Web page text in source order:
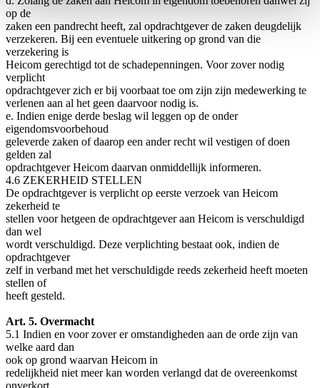
op de
zaken een pandrecht heeft, zal opdrachtgever de zaken deugdelijk
verzekeren. Bij een eventuele uitkering op grond van die
verzekering is
Heicom gerechtigd tot de schadepenningen. Voor zover nodig
verplicht
opdrachtgever zich er bij voorbaat toe om zijn zijn medewerking te
verlenen aan al het geen daarvoor nodig is.
e. Indien enige derde beslag wil leggen op de onder
eigendomsvoorbehoud
geleverde zaken of daarop een ander recht wil vestigen of doen
gelden zal
opdrachtgever Heicom daarvan onmiddellijk informeren.
4.6 ZEKERHEID STELLEN
De opdrachtgever is verplicht op eerste verzoek van Heicom
zekerheid te
stellen voor hetgeen de opdrachtgever aan Heicom is verschuldigd
dan wel
wordt verschuldigd. Deze verplichting bestaat ook, indien de
opdrachtgever
zelf in verband met het verschuldigde reeds zekerheid heeft moeten
stellen of
heeft gesteld.
Art. 5. Overmacht
5.1 Indien en voor zover er omstandigheden aan de orde zijn van
welke aard dan
ook op grond waarvan Heicom in
redelijkheid niet meer kan worden verlangd dat de overeenkomst
onverkort